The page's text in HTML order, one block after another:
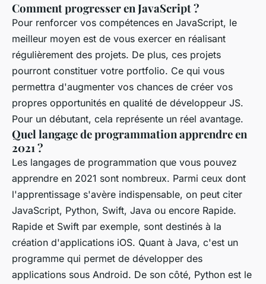
Comment progresser en JavaScript ?
Pour renforcer vos compétences en JavaScript, le
meilleur moyen est de vous exercer en réalisant
régulièrement des projets. De plus, ces projets
pourront constituer votre portfolio. Ce qui vous
permettra d'augmenter vos chances de créer vos
propres opportunités en qualité de développeur JS.
Pour un débutant, cela représente un réel avantage.
Quel langage de programmation apprendre en
2021 ?
Les langages de programmation que vous pouvez
apprendre en 2021 sont nombreux. Parmi ceux dont
l'apprentissage s'avère indispensable, on peut citer
JavaScript, Python, Swift, Java ou encore Rapide.
Rapide et Swift par exemple, sont destinés à la
création d'applications iOS. Quant à Java, c'est un
programme qui permet de développer des
applications sous Android. De son côté, Python est le